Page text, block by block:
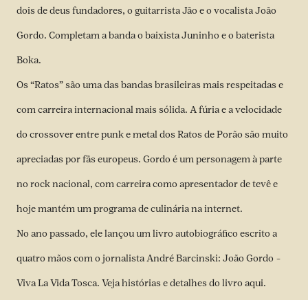
dois de deus fundadores, o guitarrista Jão e o vocalista João
Gordo. Completam a banda o baixista Juninho e o baterista
Boka.
Os “Ratos” são uma das bandas brasileiras mais respeitadas e
com carreira internacional mais sólida. A fúria e a velocidade
do crossover entre punk e metal dos Ratos de Porão são muito
apreciadas por fãs europeus. Gordo é um personagem à parte
no rock nacional, com carreira como apresentador de tevê e
hoje mantém um programa de culinária na internet.
No ano passado, ele lançou um livro autobiográfico escrito a
quatro mãos com o jornalista André Barcinski: João Gordo –
Viva La Vida Tosca. Veja histórias e detalhes do livroaqui.